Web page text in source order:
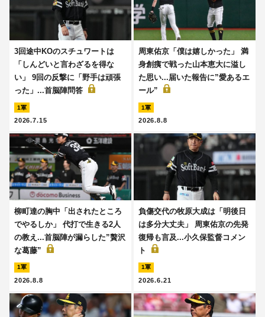
3回途中KOのスチュワートは
「しんどいと言わざるを得な
い」 9回の反撃に「野手は頑張
った」...首脳陣問答
1軍
2026.7.15
周東佑京「僕は嬉しかった」 満
身創痍で戦った山本恵大に溢し
た思い...届いた報告に”愛あるエ
ール”
1軍
2026.8.8
柳町達の胸中「出されたところ
でやるしか」 代打で生きる2人
の教え...首脳陣が漏らした”贅沢
な葛藤”
1軍
2026.8.8
負傷交代の牧原大成は「明後日
は多分大丈夫」 周東佑京の先発
復帰も言及...小久保監督コメン
ト
1軍
2026.6.21